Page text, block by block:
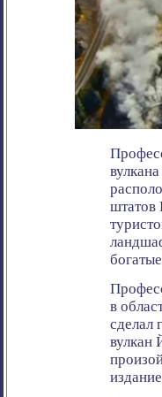
штатов
в
сделал
вулкан